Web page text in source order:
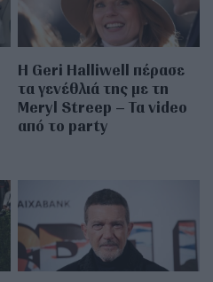
Η Geri Halliwell πέρασε
τα γενέθλιά της με τη
Meryl Streep – Τα video
από το party